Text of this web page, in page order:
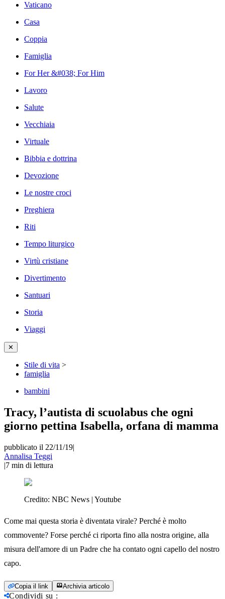
Vaticano
Casa
Coppia
Famiglia
For Her &#038; For Him
Lavoro
Salute
Vecchiaia
Virtuale
Bibbia e dottrina
Devozione
Le nostre croci
Preghiera
Riti
Tempo liturgico
Virtù cristiane
Divertimento
Santuari
Storia
Viaggi
✕
Stile di vita >
famiglia
bambini
Tracy, l’autista di scuolabus che ogni
giorno pettina Isabella, orfana di mamma
pubblicato il 22/11/19|
Annalisa Teggi
|7 min di lettura
Credito: NBC News | Youtube
Come mai questa storia è diventata virale? Perché è molto
commovente? Forse perché ci riporta fino alla nostra origine, alla
misura dell'amore di un Padre che ha contato ogni capello del nostro
capo.
Copia il link Archivia articolo
Condividi su :